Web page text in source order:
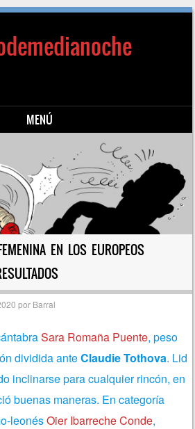
MENÚ
EN LOS EUROPEOS
por Barral
Sara Romaña Puente, peso
dividida anteClaudie Tothova. Lid
inclinarse para cualquier rincón, en
buenas maneras. En categoría
leonésOier Ibarreche Conde,